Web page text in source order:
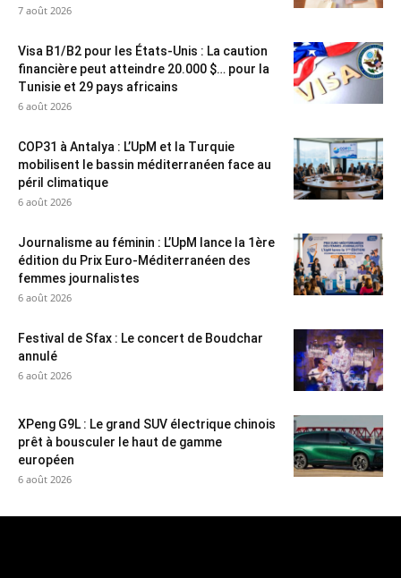
7 août 2026
Visa B1/B2 pour les États-Unis : La caution
financière peut atteindre 20.000 $… pour la
Tunisie et 29 pays africains
6 août 2026
COP31 à Antalya : L’UpM et la Turquie
mobilisent le bassin méditerranéen face au
péril climatique
6 août 2026
Journalisme au féminin : L’UpM lance la 1ère
édition du Prix Euro-Méditerranéen des
femmes journalistes
6 août 2026
Festival de Sfax : Le concert de Boudchar
annulé
6 août 2026
XPeng G9L : Le grand SUV électrique chinois
prêt à bousculer le haut de gamme
européen
6 août 2026